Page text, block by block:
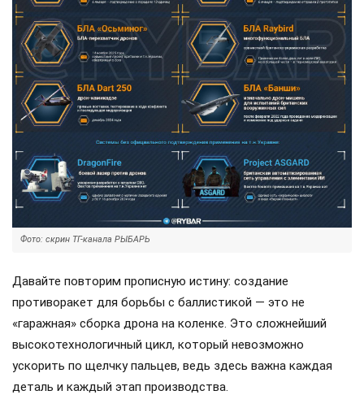
Фото: скрин ТГ-канала РЫБАРЬ
Давайте повторим прописную истину: создание
противоракет для борьбы с баллистикой — это не
«гаражная» сборка дрона на коленке. Это сложнейший
высокотехнологичный цикл, который невозможно
ускорить по щелчку пальцев, ведь здесь важна каждая
деталь и каждый этап производства.